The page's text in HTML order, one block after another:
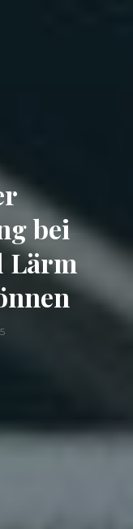
bei
Lärm